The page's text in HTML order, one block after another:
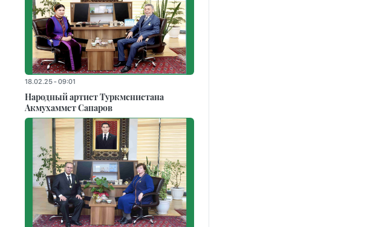
18.02.25 - 09:01
Народный артист Туркменистана
Акмухаммет Сапаров